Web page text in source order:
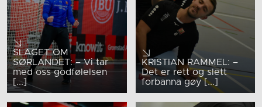
SLAGET OM
SØRLANDET: – Vi tar
med oss godfølelsen
[...]
KRISTIAN RAMMEL: –
Det er rett og slett
forbanna gøy [...]